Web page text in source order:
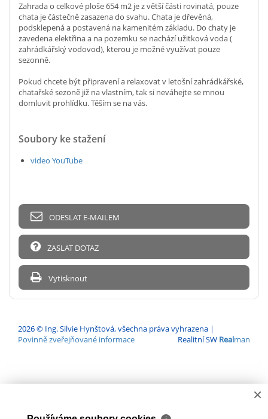
Zahrada o celkové ploše 654 m2 je z větší části rovinatá, pouze
chata je částečně zasazena do svahu. Chata je dřevěná,
podsklepená a postavená na kamenitém základu. Do chaty je
zavedena elektřina a na pozemku se nachází užitková voda (
zahrádkářský vodovod), kterou je možné využívat pouze
sezonně.
Pokud chcete být připravení a relaxovat v letošní zahrádkářské,
chatařské sezoně již na vlastním, tak si neváhejte se mnou
domluvit prohlídku. Těším se na vás.
Soubory ke stažení
video YouTube
ODESLAT E-MAILEM
ZASLAT DOTAZ
Vytisknout
2026 © Ing. Silvie Hynštová, všechna práva vyhrazena |
Povinně zveřejňované informace
Realitní SW Realman
×